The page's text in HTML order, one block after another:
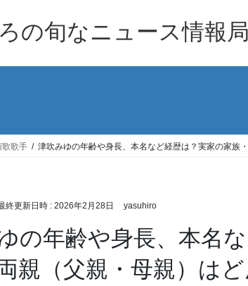
の旬なニュース情報局
歌歌手 津吹みゆの年齢や身長、本名など経歴は？実家の家族
終更新日時 : 2026年2月28日 yasuhiro
の年齢や身長、本名
親（父親・母親）は